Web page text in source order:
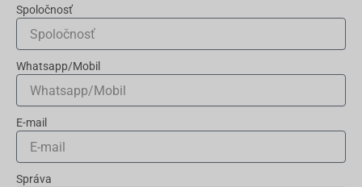
Spoločnosť
Whatsapp/Mobil
E-mail
Správa